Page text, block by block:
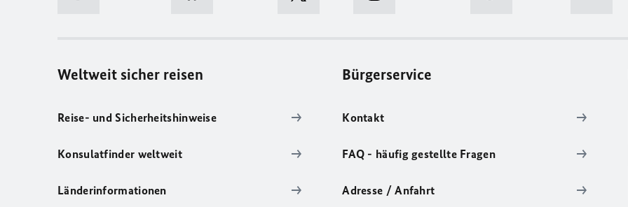
Weltweit sicher reisen
Reise- und Sicherheitshinweise
Konsulatfinder weltweit
Länderinformationen
Bürgerservice
Kontakt
FAQ - häufig gestellte Fragen
Adresse / Anfahrt